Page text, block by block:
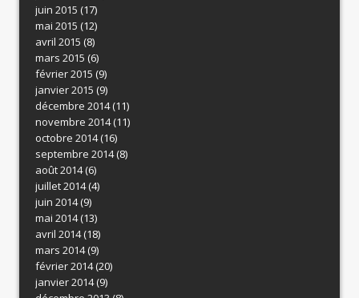
juin 2015 (17)
mai 2015 (12)
avril 2015 (8)
mars 2015 (6)
février 2015 (9)
janvier 2015 (9)
décembre 2014(11)
novembre 2014(11)
octobre 2014(16)
septembre 2014(8)
août 2014(6)
juillet 2014(4)
juin 2014(9)
mai 2014(13)
avril 2014(18)
mars 2014(9)
février 2014(20)
janvier 2014(9)